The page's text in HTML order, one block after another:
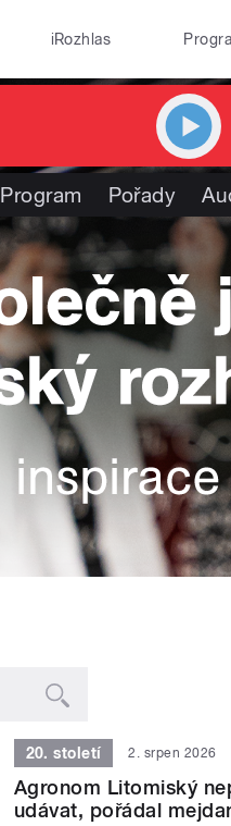
iRozhlas
Program Pořady
20. století 2. srpen 2026
Agronom Litomiský
udávat, pořádal